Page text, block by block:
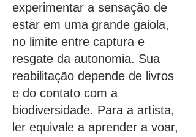
experimentar a sensação de
estar em uma grande gaiola,
no limite entre captura e
resgate da autonomia. Sua
reabilitação depende de livros
e do contato com a
biodiversidade. Para a artista,
ler equivale a aprender a voar,